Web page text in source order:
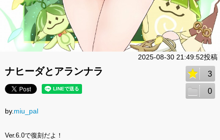
2025-08-30 21:49:52投稿
ナヒーダとアランナラ 3
0
by. miu_pal
Ver.6.0で復刻だよ！